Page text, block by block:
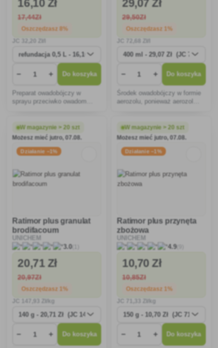
16,10 Zł
17,44Zł
Oszczędzasz 8%
32 ,20 Zł/l
− + Do koszyka
Preparat owadobójczy w
sprayu przeciwko owadom
29,07 Zł
29,50Zł
Oszczędzasz 1%
72
− + Do koszyka
Środek owadobójczy w formie
aerozolu, ponieważ aerozol
jest opryskiwanie gniazda z
większej odległości.
W magazynie > 20 szt
Możesz mieć jutro, 07.08.
Działanie −1%
Ratimor plus granulat
brodifacoum
UNICHEM
3.0(1)
20,71 Zł
20,97Zł
Oszczędzasz 1%
,93 Zł/kg
− + Do koszyka
W magazynie > 20 szt
Możesz mieć jutro, 07.08.
Działanie −1%
Ratimor plus przynęta
zbożowa
UNICHEM
4.9(9)
10,70 Zł
10,85Zł
Oszczędzasz 1%
,33 Zł/kg
− + Do koszyka